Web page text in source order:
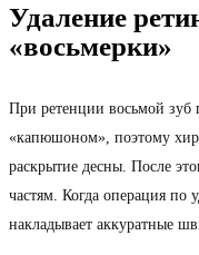
Удаление
«восьмерки»
При ретенции восьмой зуб
«капюшоном», поэтому
раскрытие десны. После
частям. Когда операция по
накладывает аккуратные